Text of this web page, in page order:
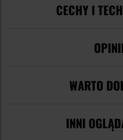
CECHY I
WARTO
INNI